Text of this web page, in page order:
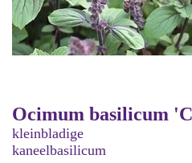
Ocimum basilicum
kleinbladige
kaneelbasilicum